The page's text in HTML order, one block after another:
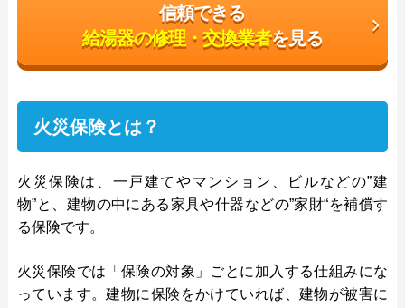
信頼できる
給湯器の修理・交換業者を見る
火災保険とは？
火災保険は、一戸建てやマンション、ビルなどの”建
物”と、建物の中にある家具や什器などの”家財“を補償す
る保険です。
火災保険では「保険の対象」ごとに加入する仕組みにな
っています。建物に保険をかけていれば、建物が被害に